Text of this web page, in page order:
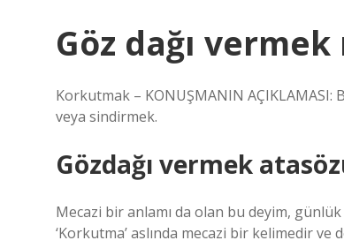
Göz dağı
Korkutmak – KONUŞMANIN
veya sindirmek.
Gözdağı vermek
Mecazi bir anlamı da olan bu deyim,
‘Korkutma’ aslında mecazi bir kelimedir ve